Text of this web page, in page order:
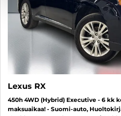
Lexus RX
450h 4WD (Hybrid) Executive - 6 kk
maksuaikaa! - Suomi-auto,